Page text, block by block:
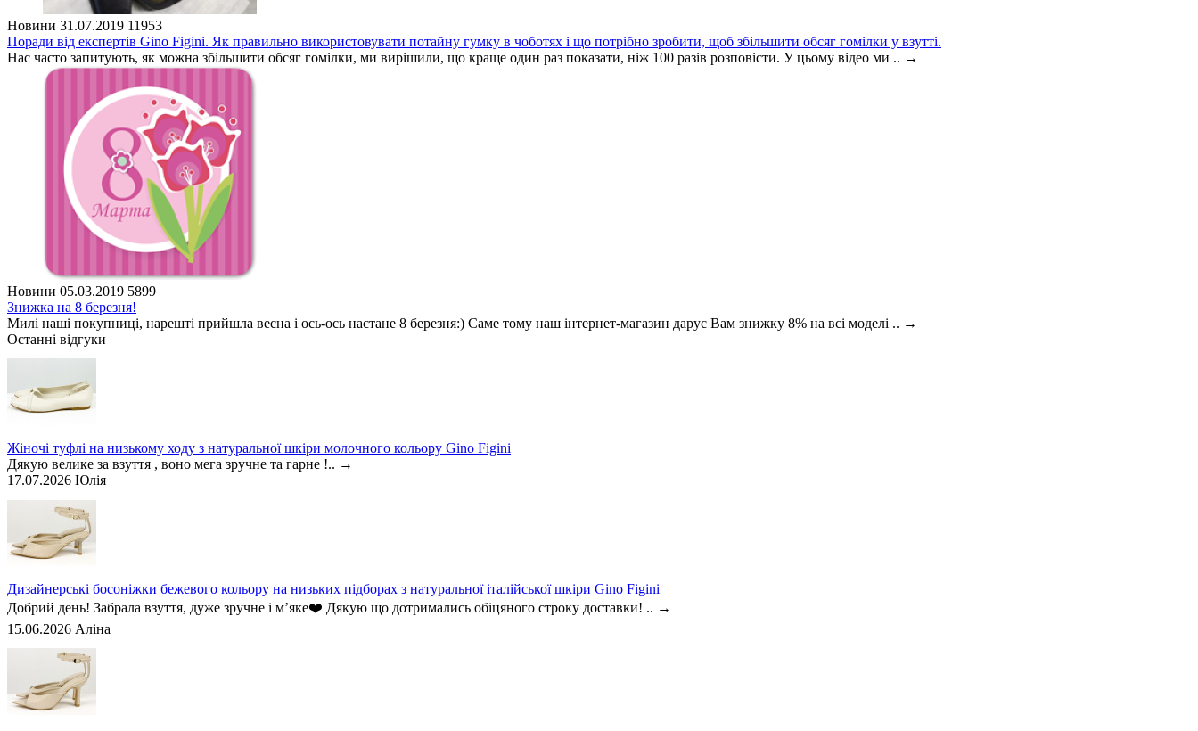
Новини 31.07.2019 11953
Поради від експертів Gino Figini. Як правильно використовувати потайну гумку в чоботях і що потрібно зробити, щоб збільшити обсяг гомілки у взутті.
Нас часто запитують, як можна збільшити обсяг гомілки, ми вирішили, що краще один раз показати, ніж 100 разів розповісти. У цьому відео ми .. →
Новини 05.03.2019 5899
Знижка на 8 березня!
Милі наші покупниці, нарешті прийшла весна і ось-ось настане 8 березня:) Саме тому наш інтернет-магазин дарує Вам знижку 8% на всі моделі .. →
Останні відгуки
Жіночі туфлі на низькому ходу з натуральної шкіри молочного кольору Gino Figini
Дякую велике за взуття , воно мега зручне та гарне !.. →
17.07.2026 Юлія
Дизайнерські босоніжки бежевого кольору на низьких підборах з натуральної італійської шкіри Gino Figini
Добрий день! Забрала взуття, дуже зручне і мʼяке❤️ Дякую що дотримались обіцяного строку доставки! .. →
15.06.2026 Аліна